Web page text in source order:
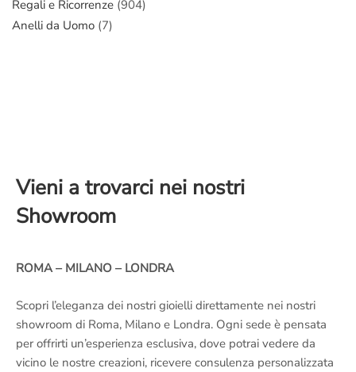
Regali e Ricorrenze (904)
Anelli da Uomo (7)
Vieni a trovarci nei nostri
Showroom
ROMA – MILANO – LONDRA
Scopri l’eleganza dei nostri gioielli direttamente nei nostri
showroom di Roma, Milano e Londra. Ogni sede è pensata
per offrirti un’esperienza esclusiva, dove potrai vedere da
vicino le nostre creazioni, ricevere consulenza personalizzata